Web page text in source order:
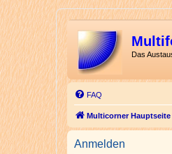
Das
FAQ
Multicorner Hauptseite
Anmelden